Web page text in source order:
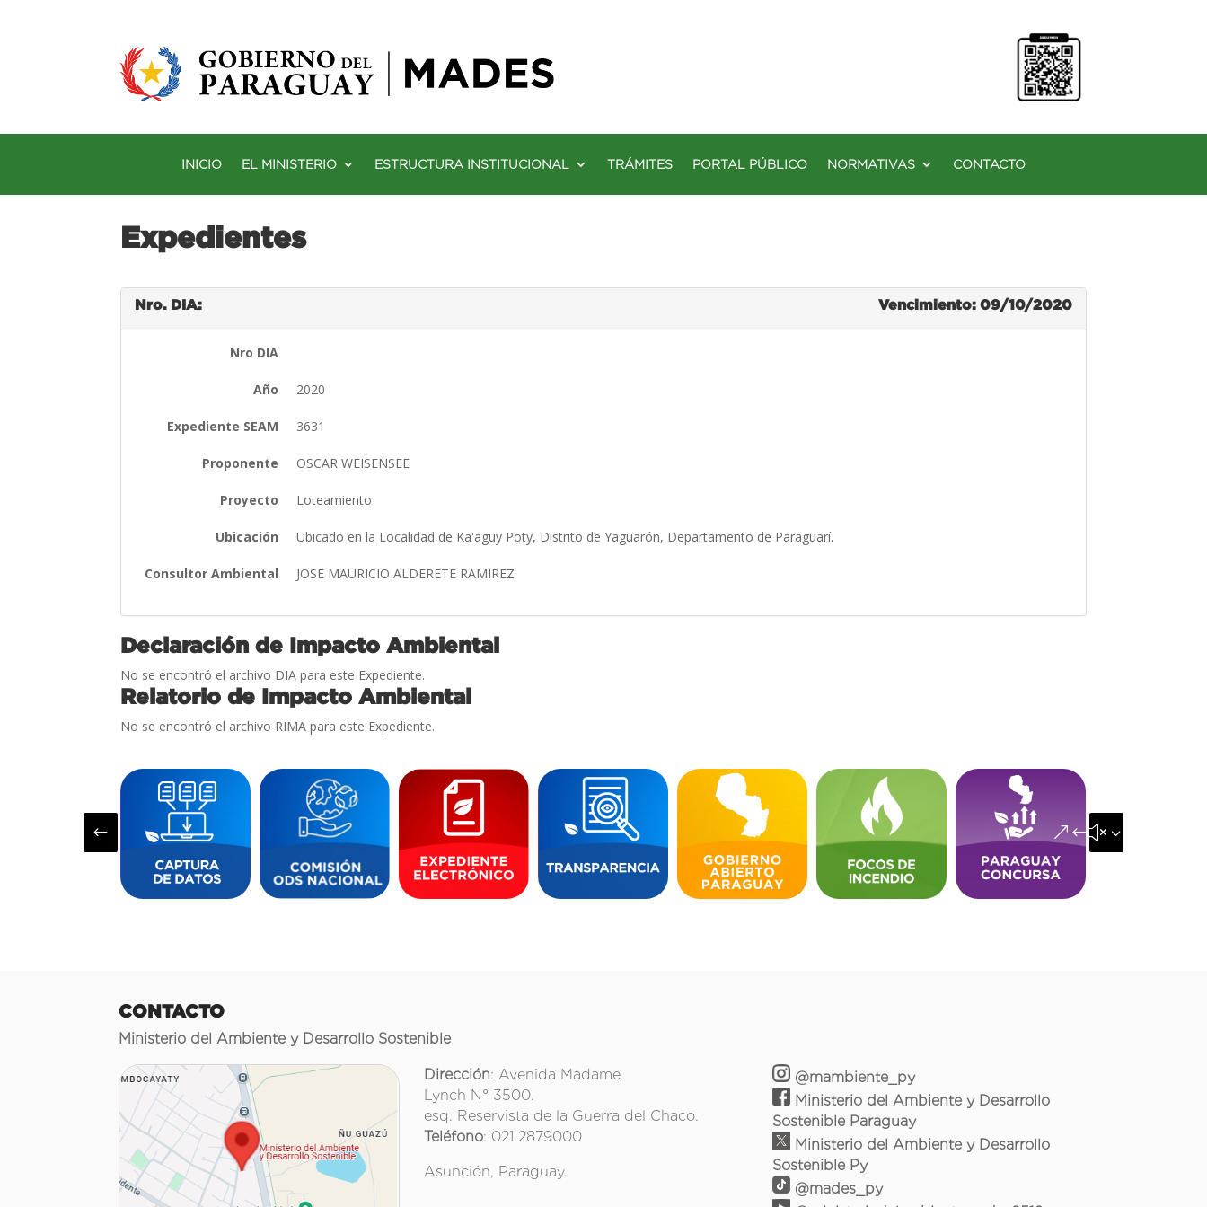
INICIO EL MINISTERIO ESTRUCTURA INSTITUCIONAL TRÁMITES PORTAL PÚBLICO NORMATIVAS CONTACTO
Expedientes
Nro. DIA: Vencimiento: 09/10/2020
Nro DIA
Año 2020
Expediente SEAM 3631
Proponente OSCAR WEISENSEE
Proyecto Loteamiento
Ubicación Ubicado en la Localidad de Ka'aguy Poty, Distrito de Yaguarón, Departamento de Paraguarí.
Consultor Ambiental JOSE MAURICIO ALDERETE RAMIREZ
Declaración de Impacto Ambiental
No se encontró el archivo DIA para este Expediente.
Relatorio de Impacto Ambiental
No se encontró el archivo RIMA para este Expediente.
# &#x35;
CONTACTO
Ministerio del Ambiente y Desarrollo Sostenible
Dirección: Avenida Madame
Lynch N° 3500.
esq. Reservista de la Guerra del Chaco.
Teléfono: 021 2879000
Asunción, Paraguay.
@mambiente_py
Ministerio del Ambiente y Desarrollo
Sostenible Paraguay
Ministerio del Ambiente y Desarrollo
Sostenible Py
@mades_py